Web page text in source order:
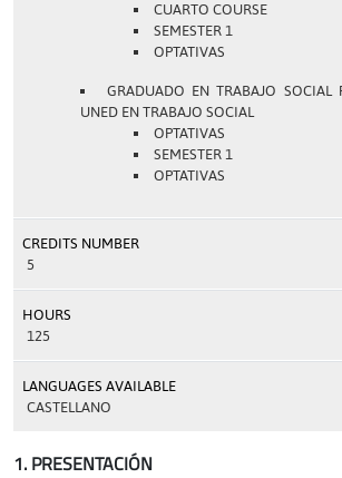
CUARTO COURSE
SEMESTER 1
OPTATIVAS
GRADUADO EN TRABAJO SOCIAL
UNED EN TRABAJO SOCIAL
OPTATIVAS
SEMESTER 1
OPTATIVAS
CREDITS NUMBER
5
HOURS
125
LANGUAGES AVAILABLE
CASTELLANO
1. PRESENTACIÓN